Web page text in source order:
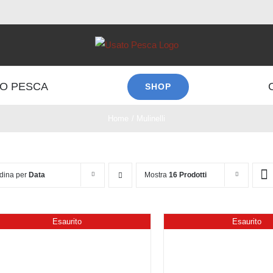
PESCA SHOP
per Data Mostra 16 Prodotti
Esaurito Esaurito